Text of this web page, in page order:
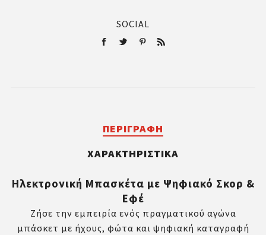
SOCIAL
ΠΕΡΙΓΡΑΦΉ
ΧΑΡΑΚΤΗΡΙΣΤΙΚΆ
Ηλεκτρονική Μπασκέτα με Ψηφιακό Σκορ &
Εφέ
Ζήσε την εμπειρία ενός πραγματικού αγώνα
μπάσκετ με ήχους, φώτα και ψηφιακή καταγραφή